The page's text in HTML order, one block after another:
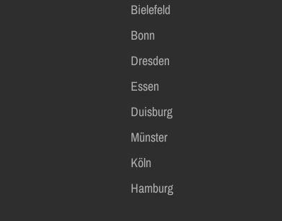
Bielefeld
Bonn
Dresden
Essen
Duisburg
Münster
Köln
Hamburg